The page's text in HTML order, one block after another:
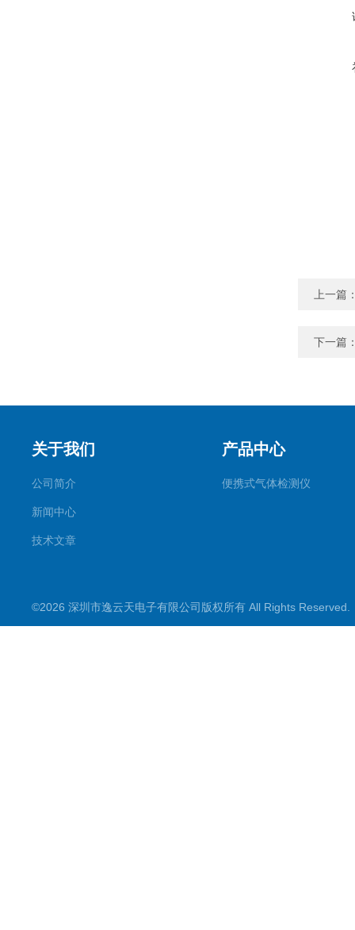
上一篇
下一篇
关于我们
公司简介
新闻中心
技术文章
产品中心
便携式气体检测仪
©2026 深圳市逸云天电子有限公司版权所有 All Rights